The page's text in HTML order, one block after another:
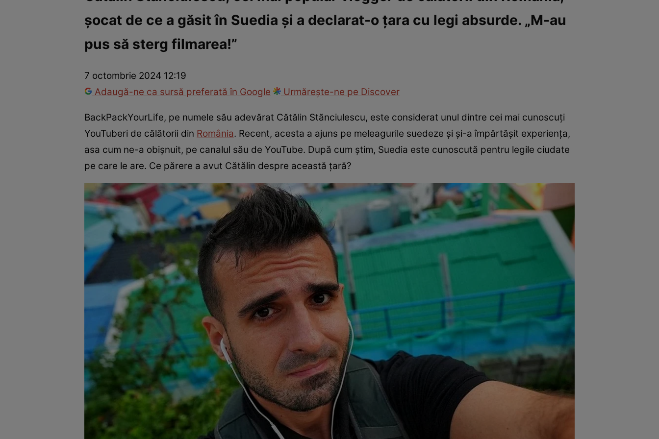
InternaționalFapt diversTehnologieNaționalSport
șocat de ce a găsit în Suedia și a declarat-o țara cu legi absurde. „M-au
pus să sterg filmarea!”
7 octombrie 2024 12:19
Adaugă-ne ca sursă preferată în Google
Urmărește-ne pe Discover
BackPackYourLife, pe numele său adevărat Cătălin Stănciulescu, este considerat unul dintre cei mai cunoscuți
YouTuberi de călătorii din România. Recent, acesta a ajuns pe meleagurile suedeze și și-a împărtășit experiența,
asa cum ne-a obișnuit, pe canalul său de YouTube. După cum știm, Suedia este cunoscută pentru legile ciudate
pe care le are. Ce părere a avut Cătălin despre această țară?